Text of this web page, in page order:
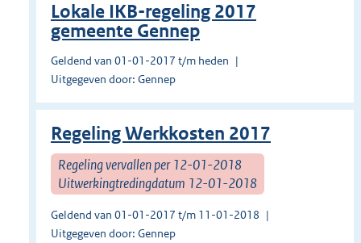
Lokale IKB-regeling 2017
gemeente Gennep
Geldend van 01-01-2017 t/m heden
Uitgegeven door: Gennep
Regeling Werkkosten 2017
Regeling vervallen per 12-01-2018
Uitwerkingtredingdatum 12-01-2018
Geldend van 01-01-2017 t/m 11-01-2018
Uitgegeven door: Gennep